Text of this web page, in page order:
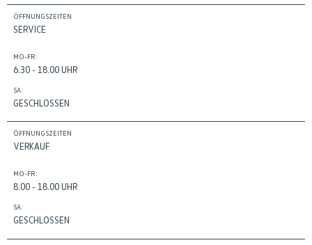
ÖFFNUNGSZEITEN
SERVICE
MO-FR:
6.30 - 18.00 UHR
SA:
GESCHLOSSEN
ÖFFNUNGSZEITEN
VERKAUF
MO-FR:
8.00 - 18.00 UHR
SA:
GESCHLOSSEN